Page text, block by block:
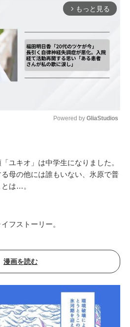
arrow_forward_ios もっと見る
Powered by GliaStudios
ユキオ」は中学生になりました。
母の他には誰もいない、氷原で普
は…。
フストーリー。
漫画を読む